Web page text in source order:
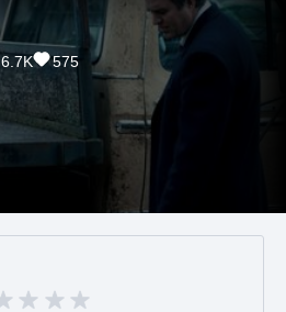
6.7K 575